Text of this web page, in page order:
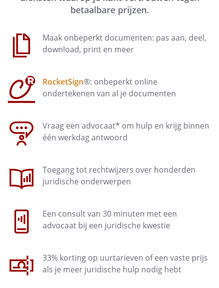
betaalbare prijzen.
Maak onbeperkt documenten: pas aan, deel,
download, print en meer
RocketSign®: onbeperkt online
ondertekenen van al je documenten
Vraag een advocaat* om hulp en krijg binnen
één werkdag antwoord
Toegang tot rechtwijzers over honderden
juridische onderwerpen
Een consult van 30 minuten met een
advocaat bij een juridische kwestie
33% korting op uurtarieven of een vaste prijs
als je meer juridische hulp nodig hebt